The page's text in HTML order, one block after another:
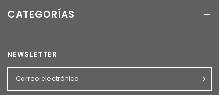
CATEGORÍAS
NEWSLETTER
Correo electrónico